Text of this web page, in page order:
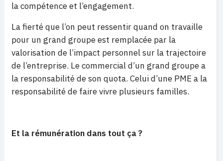
la compétence et l’engagement.
La fierté que l’on peut ressentir quand on travaille
pour un grand groupe est remplacée par la
valorisation de l’impact personnel sur la trajectoire
de l’entreprise. Le commercial d’un grand groupe a
la responsabilité de son quota. Celui d’une PME a la
responsabilité de faire vivre plusieurs familles.
Et la rémunération dans tout ça ?